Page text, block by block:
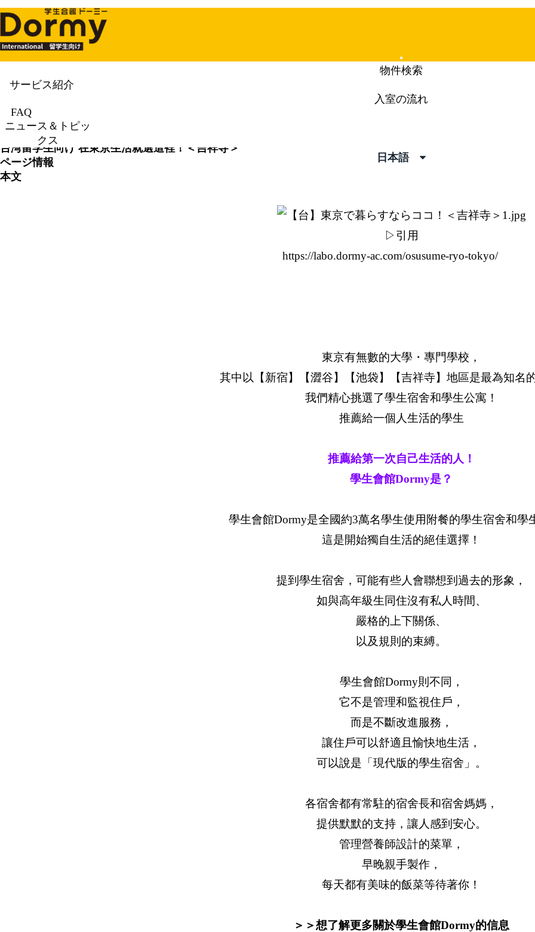
Mobile
Menu
物件検索
サービス紹介
入室の流れ
FAQ
ニュース＆トピッ
クス
日本語
ニュース＆トピックス
台湾留学生向け 在東京生活就選這裡！＜吉祥寺＞
ページ情報
本文
▷引用
https://labo.dormy-ac.com/osusume-ryo-tokyo/
東京有無數的大學・專門學校，
其中以【新宿】【澀谷】【池袋】【吉祥寺】地區是最為知名
我們精心挑選了學生宿舍和學生公寓！
推薦給一個人生活的學生
推薦給第一次自己生活的人！
學生會館Dormy是？
學生會館Dormy是全國約3萬名學生使用附餐的學生宿舍和學
這是開始獨自生活的絕佳選擇！
提到學生宿舍，可能有些人會聯想到過去的形象，
如與高年級生同住沒有私人時間、
嚴格的上下關係、
以及規則的束縛。
學生會館Dormy則不同，
它不是管理和監視住戶，
而是不斷改進服務，
讓住戶可以舒適且愉快地生活，
可以說是「現代版的學生宿舍」。
各宿舍都有常駐的宿舍長和宿舍媽媽，
提供默默的支持，讓人感到安心。
管理營養師設計的菜單，
早晚親手製作，
每天都有美味的飯菜等待著你！
＞＞想了解更多關於學生會館Dormy的信息